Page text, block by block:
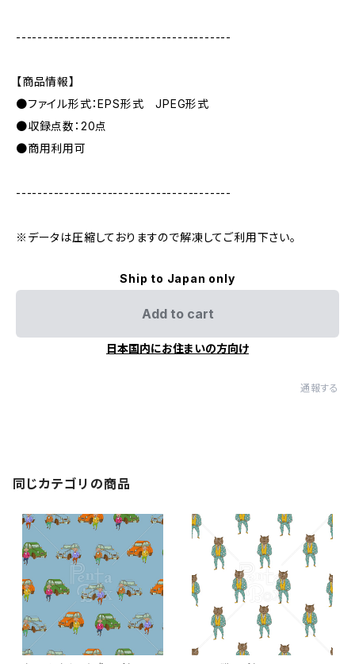
----------------------------------------
【商品情報】
●ファイル形式：EPS形式 JPEG形式
●収録点数：20点
●商用利用可
----------------------------------------
※データは圧縮しておりますので解凍してご利用下さい。
Ship to Japan only
Add to cart
日本国内にお住まいの方向け
通報する
同じカテゴリの商品